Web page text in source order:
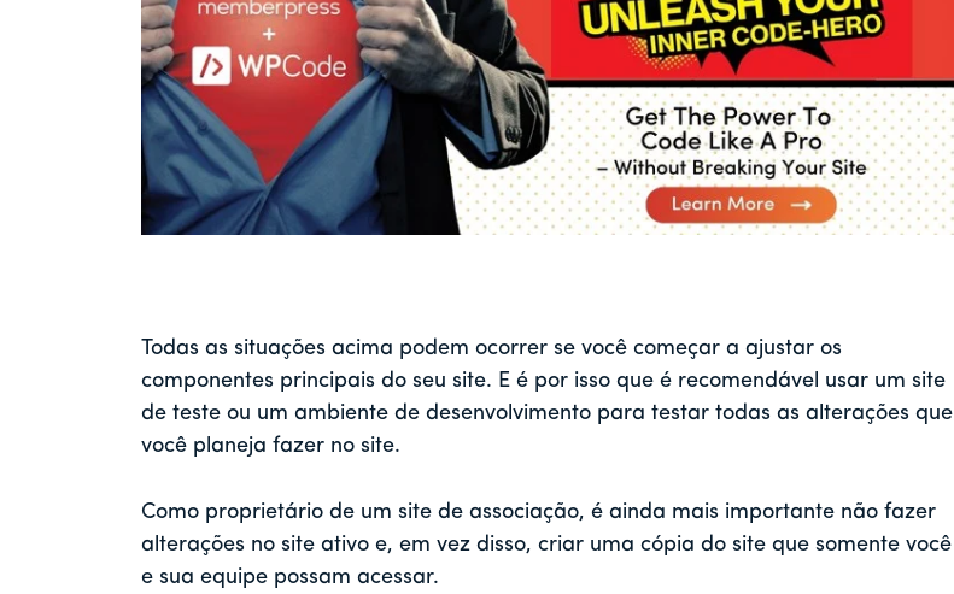
Todas as situações acima podem ocorrer se você começar a ajustar os
componentes principais do seu site. E é por isso que é recomendável usar um site
de teste ou um ambiente de desenvolvimento para testar todas as alterações que
você planeja fazer no site.
Como proprietário de um site de associação, é ainda mais importante não fazer
alterações no site ativo e, em vez disso, criar uma cópia do site que somente você
e sua equipe possam acessar.